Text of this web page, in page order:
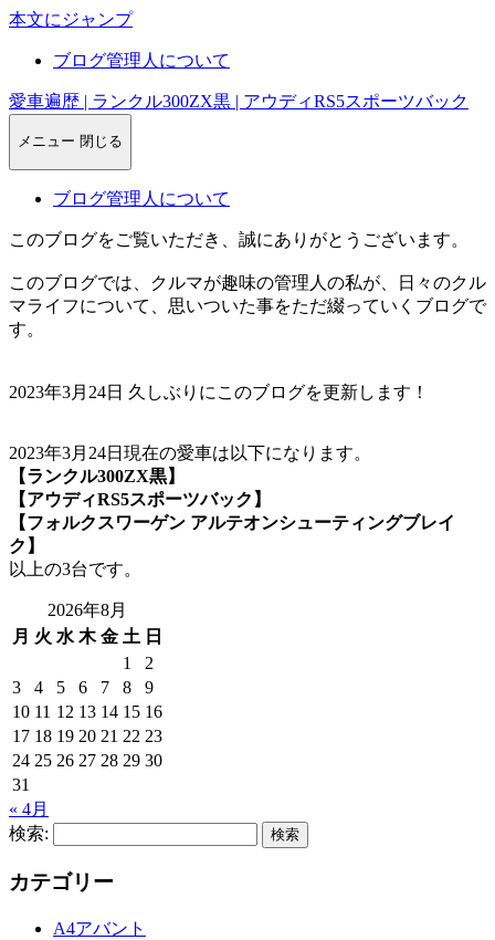
本文にジャンプ
ブログ管理人について
愛車遍歴 | ランクル300ZX黒 | アウディRS5スポーツバック
メニュー 閉じる
ブログ管理人について
このブログをご覧いただき、誠にありがとうございます。
このブログでは、クルマが趣味の管理人の私が、日々のクル
マライフについて、思いついた事をただ綴っていくブログで
す。
2023年3月24日 久しぶりにこのブログを更新します！
2023年3月24日現在の愛車は以下になります。
【ランクル300ZX黒】
【アウディRS5スポーツバック】
【フォルクスワーゲン アルテオンシューティングブレイ
ク】
以上の3台です。
2026年8月
月 火 水 木 金 土 日
1
2
3
4 5 6 7 8
9
10 11 12 13 14 15 16
17 18 19 20 21 22 23
24 25 26 27 28 29 30
31
« 4月
検索:
カテゴリー
A4アバント